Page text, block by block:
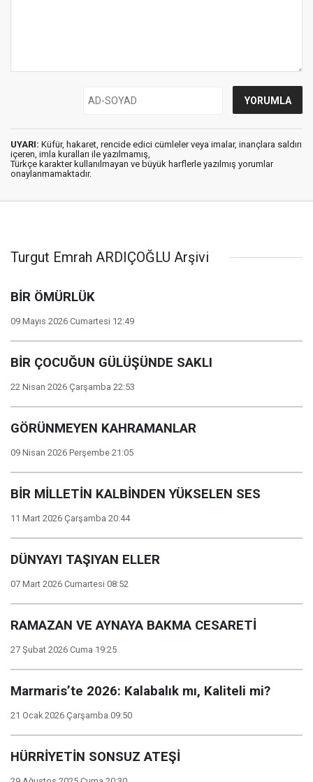
UYARI: Küfür, hakaret, rencide edici cümleler veya imalar, inançlara saldırı
içeren, imla kuralları ile yazılmamış,
Türkçe karakter kullanılmayan ve büyük harflerle yazılmış yorumlar
onaylanmamaktadır.
Turgut Emrah ARDIÇOĞLU Arşivi
BİR ÖMÜRLÜK
09 Mayıs 2026 Cumartesi 12:49
BİR ÇOCUĞUN GÜLÜŞÜNDE SAKLI
22 Nisan 2026 Çarşamba 22:53
GÖRÜNMEYEN KAHRAMANLAR
09 Nisan 2026 Perşembe 21:05
BİR MİLLETİN KALBİNDEN YÜKSELEN SES
11 Mart 2026 Çarşamba 20:44
DÜNYAYI TAŞIYAN ELLER
07 Mart 2026 Cumartesi 08:52
RAMAZAN VE AYNAYA BAKMA CESARETİ
27 Şubat 2026 Cuma 19:25
Marmaris’te 2026: Kalabalık mı, Kaliteli mi?
21 Ocak 2026 Çarşamba 09:50
HÜRRİYETİN SONSUZ ATEŞİ